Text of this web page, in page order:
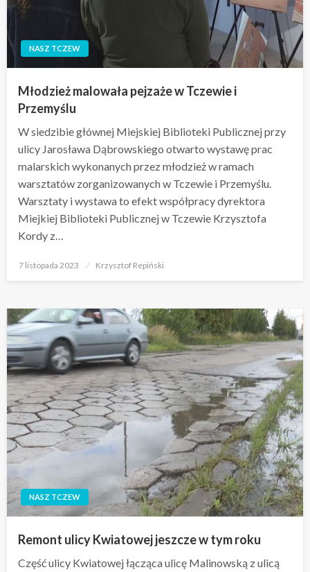
NASZ TCZEW
Młodzież malowała pejzaże w Tczewie i
Przemyślu
W siedzibie głównej Miejskiej Biblioteki Publicznej przy
ulicy Jarosława Dąbrowskiego otwarto wystawę prac
malarskich wykonanych przez młodzież w ramach
warsztatów zorganizowanych w Tczewie i Przemyślu.
Warsztaty i wystawa to efekt współpracy dyrektora
Miejkiej Biblioteki Publicznej w Tczewie Krzysztofa
Kordy z…
Opublikowane
7 listopada 2023 Krzysztof Repiński
NASZ TCZEW
Remont ulicy Kwiatowej jeszcze w tym roku
Część ulicy Kwiatowej łącząca ulicę Malinowską z ulicą